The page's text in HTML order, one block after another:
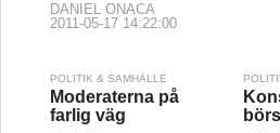
DANIEL ONACA
2011-05-17 14:22:00
POLITIK & SAMHÄLLE
Moderaterna på
farlig väg